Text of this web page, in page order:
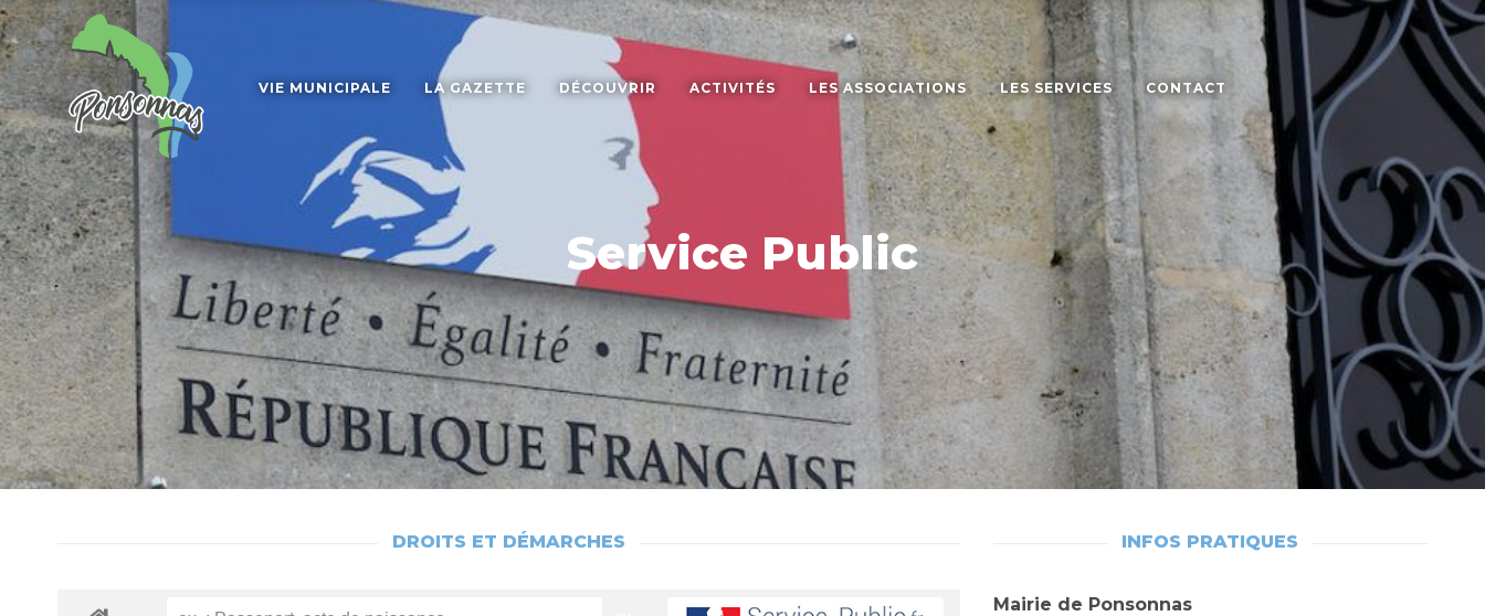
VIE MUNICIPALE LA GAZETTE DÉCOUVRIR ACTIVITÉS LES ASSOCIATIONS LES SERVICES CONTACT
Service Public
DROITS ET DÉMARCHES INFOS PRATIQUES
Mairie de Ponsonnas